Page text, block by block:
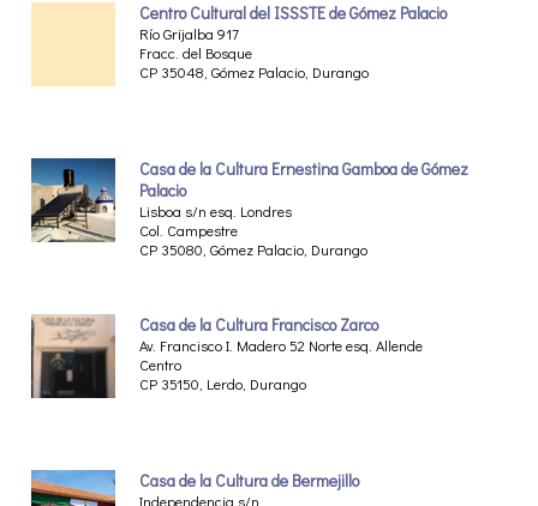
Centro Cultural del ISSSTE de Gómez Palacio
Río Grijalba 917
Fracc. del Bosque
CP 35048, Gómez Palacio, Durango
Casa de la Cultura Ernestina Gamboa de Gómez
Palacio
Lisboa s/n esq. Londres
Col. Campestre
CP 35080, Gómez Palacio, Durango
Casa de la Cultura Francisco Zarco
Av. Francisco I. Madero 52 Norte esq. Allende
Centro
CP 35150, Lerdo, Durango
Casa de la Cultura de Bermejillo
Independencia s/n